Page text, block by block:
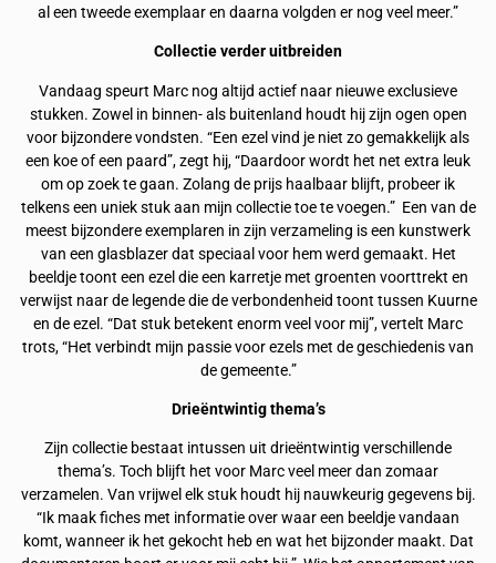
al een tweede exemplaar en daarna volgden er nog veel meer.”
Collectie verder uitbreiden
Vandaag speurt Marc nog altijd actief naar nieuwe exclusieve
stukken. Zowel in binnen- als buitenland houdt hij zijn ogen open
voor bijzondere vondsten. “Een ezel vind je niet zo gemakkelijk als
een koe of een paard”, zegt hij, “Daardoor wordt het net extra leuk
om op zoek te gaan. Zolang de prijs haalbaar blijft, probeer ik
telkens een uniek stuk aan mijn collectie toe te voegen.” Een van de
meest bijzondere exemplaren in zijn verzameling is een kunstwerk
van een glasblazer dat speciaal voor hem werd gemaakt. Het
beeldje toont een ezel die een karretje met groenten voorttrekt en
verwijst naar de legende die de verbondenheid toont tussen Kuurne
en de ezel. “Dat stuk betekent enorm veel voor mij”, vertelt Marc
trots, “Het verbindt mijn passie voor ezels met de geschiedenis van
de gemeente.”
Drieëntwintig thema’s
Zijn collectie bestaat intussen uit drieëntwintig verschillende
thema’s. Toch blijft het voor Marc veel meer dan zomaar
verzamelen. Van vrijwel elk stuk houdt hij nauwkeurig gegevens bij.
“Ik maak fiches met informatie over waar een beeldje vandaan
komt, wanneer ik het gekocht heb en wat het bijzonder maakt. Dat